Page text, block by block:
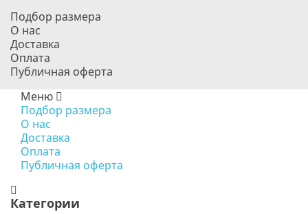
Подбор размера
О нас
Доставка
Оплата
Публичная оферта
Меню
Подбор размера
О нас
Доставка
Оплата
Публичная оферта
Категории